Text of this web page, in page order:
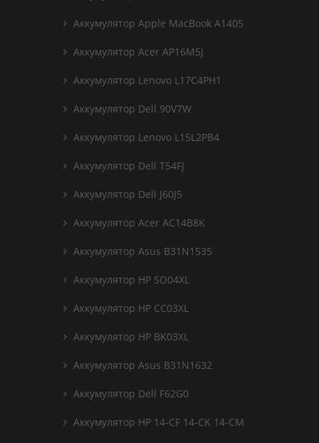
Аккумулятор Apple MacBook A1405
Аккумулятор Acer AP16M5J
Аккумулятор Lenovo L17C4PH1
Аккумулятор Dell 90V7W
Аккумулятор Lenovo L15L2PB4
Аккумулятор Dell T54FJ
Аккумулятор Dell J60J5
Аккумулятор Acer AC14B8K
Аккумулятор Asus B31N1535
Аккумулятор HP SO04XL
Аккумулятор HP CC03XL
Аккумулятор HP BK03XL
Аккумулятор Asus B31N1632
Аккумулятор Dell F62G0
Аккумулятор HP 14-CF 14-CK 14-CM